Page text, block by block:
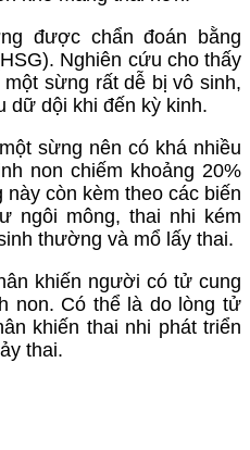
được chẩn đoán bằng
Nghiên cứu cho thấy
sừng rất dễ bị vô sinh,
dữ dội khi đến kỳ kinh.
sừng nên có khá nhiều
non chiếm khoảng 20%
còn kèm theo các biến
ngôi mông, thai nhi kém
thường và mổ lấy thai.
khiến người có tử cung
non. Có thể là do lòng tử
khiến thai nhi phát triển
thai.